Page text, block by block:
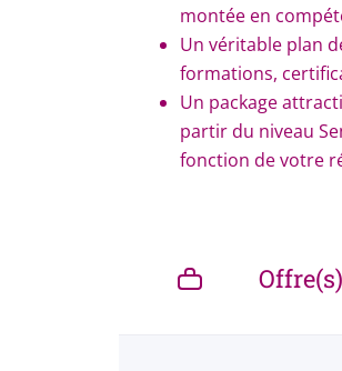
montée en
Un véritable plan
formations,
Un package
partir du niveau
fonction de votre